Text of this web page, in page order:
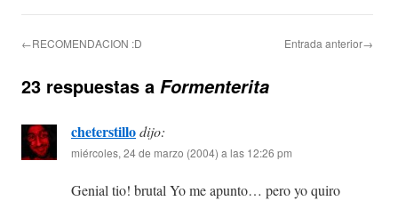
←RECOMENDACION :D Entrada anterior→
23 respuestas a Formenterita
cheterstillodijo:
miércoles, 24 de marzo (2004) a las 12:26 pm
Genial tio! brutal Yo me apunto… pero yo quiro